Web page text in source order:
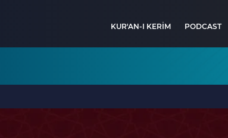
KUR'AN-I KERİM PODCAST